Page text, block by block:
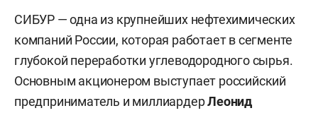
СИБУР — одна из крупнейших нефтехимических
компаний России, которая работает в сегменте
глубокой переработки углеводородного сырья.
Основным акционером выступает российский
предприниматель и миллиардерЛеонид